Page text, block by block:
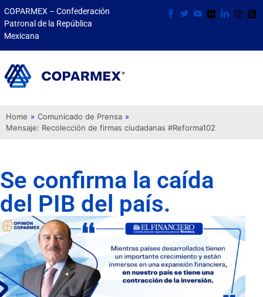
COPARMEX – Confederación
Patronal de la República
Mexicana
Home » Comunicado de Prensa »
Mensaje: Recolección de firmas ciudadanas #Reforma102
Se confirma la caída
del PIB del país.